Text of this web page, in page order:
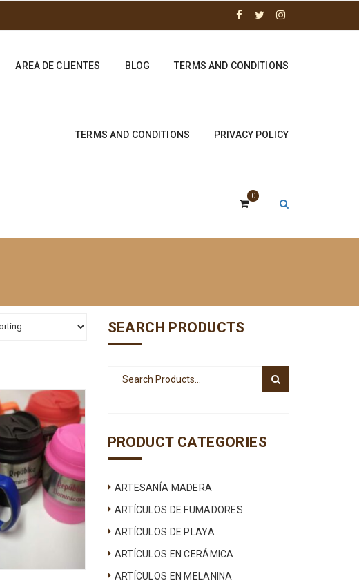
AREA DE CLIENTES BLOG TERMS AND CONDITIONS
TERMS AND CONDITIONS PRIVACY POLICY
0
SEARCH PRODUCTS
PRODUCT CATEGORIES
ARTESANÍA MADERA
ARTÍCULOS DE FUMADORES
ARTÍCULOS DE PLAYA
ARTÍCULOS EN CERÁMICA
ARTÍCULOS EN MELANINA